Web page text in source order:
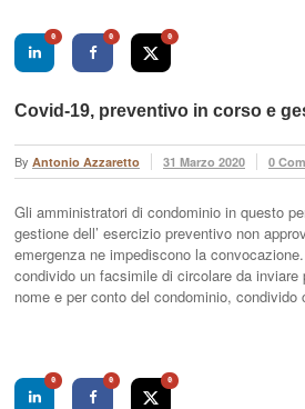
0 0 0
Covid-19, preventivo in corso e
By Antonio Azzaretto 31 Marzo 2020 0
Gli amministratori di condominio in questo
gestione dell’ esercizio preventivo non
emergenza ne impediscono la
condivido un facsimile di circolare da
nome e per conto del condominio,
0 0 0